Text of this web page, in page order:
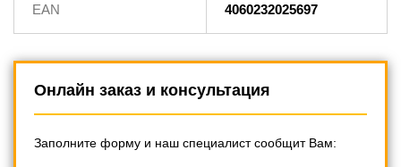
EAN 4060232025697
Онлайн заказ и консультация
Заполните форму и наш специалист сообщит Вам: